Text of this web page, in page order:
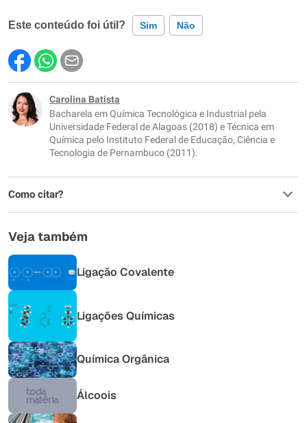
Este conteúdo foi útil? Sim Não
Este conteúdo contém informação incorreta
Este conteúdo não tem a informação que procuro
Outro
Carolina Batista
Bacharela em Química Tecnológica e Industrial pela
Universidade Federal de Alagoas (2018) e Técnica em
Química pelo Instituto Federal de Educação, Ciência e
Tecnologia de Pernambuco (2011).
Como citar?
Veja também
Ligação Covalente
Ligações Químicas
Química Orgânica
Álcoois